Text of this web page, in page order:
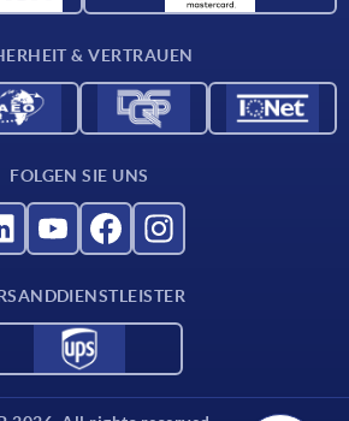
& VERTRAUEN
FOLGEN SIE UNS